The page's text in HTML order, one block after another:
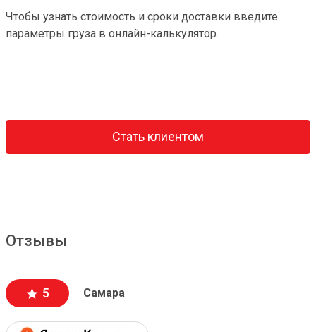
Чтобы узнать стоимость и сроки доставки введите
параметры груза в онлайн-калькулятор.
Стать клиентом
Отзывы
5 Самара